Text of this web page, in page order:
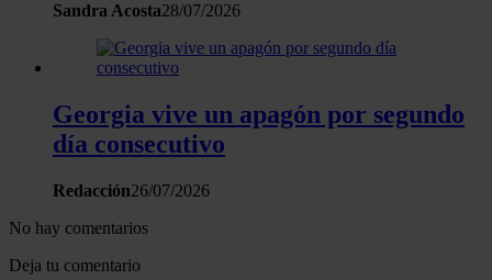
Sandra Acosta28/07/2026
Georgia vive un apagón por segundo
día consecutivo
Redacción26/07/2026
No hay comentarios
Deja tu comentario